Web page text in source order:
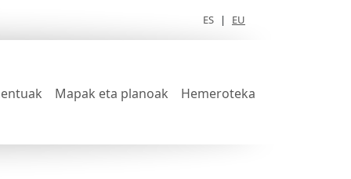
ES | EU
Mapak eta planoak Hemeroteka